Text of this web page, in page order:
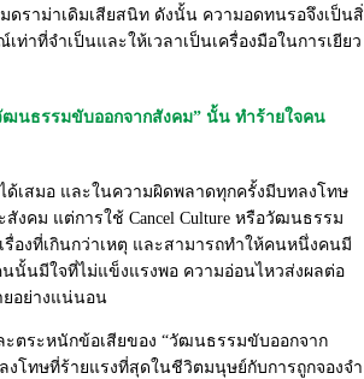
ดราม่าเดิมเสียสนิท ดังนั้น ความอดทนรอจึงเป็นสิ่
ท่าที่จำเป็นและให้เวลาเป็นเครื่องมือในการเยียว
ฒนธรรมขับออกจากสังคม” นั้น ทำร้ายใจคน
ด้เสมอ และในความผิดพลาดทุกครั้งมีบทลงโทษ
สังคม แต่การใช้ Cancel Culture หรือวัฒนธรรม
รื่องที่เกินกว่าเหตุ และสามารถทำให้คนหนึ่งคนมี
นั้นมีใจที่ไม่แข็งแรงพอ ความอ่อนไหวส่งผลต่อ
อย่างแน่นอน
ะตระหนักข้อเสียของ “วัฒนธรรมขับออกจาก
งโทษที่ร้ายแรงที่สุดในชีวิตมนุษย์กับการถูกจองจำ